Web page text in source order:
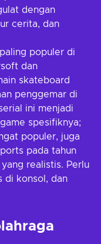
dengan
cerita, dan
populer di
dan
skateboard
penggemar di
ini menjadi
spesifiknya;
populer, juga
pada tahun
realistis. Perlu
di konsol, dan